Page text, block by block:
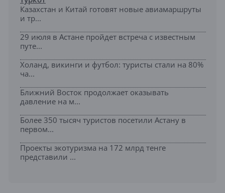
Казахстан и Китай готовят новые авиамаршруты
и тр...
29 июля в Астане пройдет встреча с известным
путе...
Холанд, викинги и футбол: туристы стали на 80%
ча...
Ближний Восток продолжает оказывать
давление на м...
Более 350 тысяч туристов посетили Астану в
первом...
Проекты экотуризма на 172 млрд тенге
представили ...